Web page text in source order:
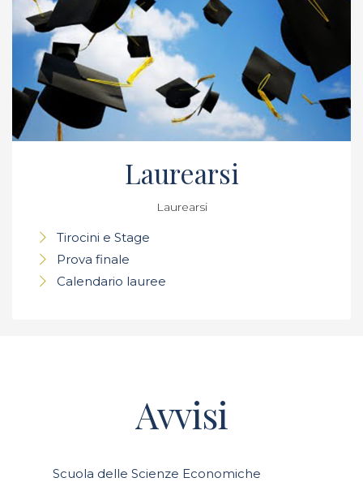
Laurearsi
Laurearsi
Tirocini e Stage
Prova finale
Calendario lauree
Avvisi
Scuola delle Scienze Economiche